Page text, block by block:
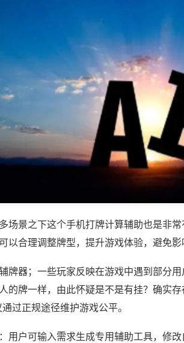
场景之下这个手机打牌计算辅助也是非
以合理调整牌型，提升游戏体验，避免影
牌器；一些玩家反映在游戏中遇到部分
的牌一样，由此怀疑是不是有挂？确实
过正规途径维护游戏公平。
用户可输入需求生成专用辅助工具，修